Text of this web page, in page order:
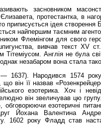
засновником
протестантка, в
приписується ідея створення
найпершим таємним
Флемінгом для свого
вивчав текст ХV
Тітеміусом. Англія не була
незабаром вона стала
1637). Народився 1574
що він її назвав
езотерика. Хоч і
він звеличував цю
езотеричні
Йохана Валентина
1602 року Фладд став